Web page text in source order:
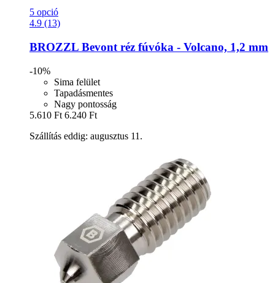
5 opció
4.9 (13)
BROZZL Bevont réz fúvóka -​ Volcano, 1,2 mm
-10%
Sima felület
Tapadásmentes
Nagy pontosság
5.610 Ft 6.240 Ft
Szállítás eddig: augusztus 11.